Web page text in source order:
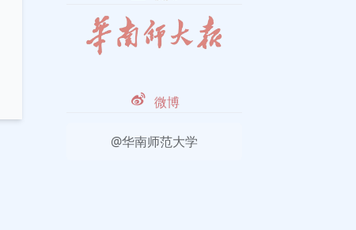
微博
@华南师范大学